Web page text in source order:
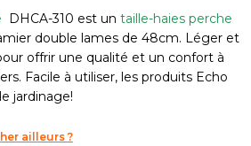
DHCA-310 est un taille-haies perche
double lames de 48cm. Léger et
offrir une qualité et un confort à
Facile à utiliser, les produits Echo
jardinage!
ailleurs ?